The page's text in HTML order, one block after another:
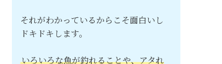
それがわかっているからこそ面白いし
ドキドキします。
いろいろな魚が釣れることや、アタれ